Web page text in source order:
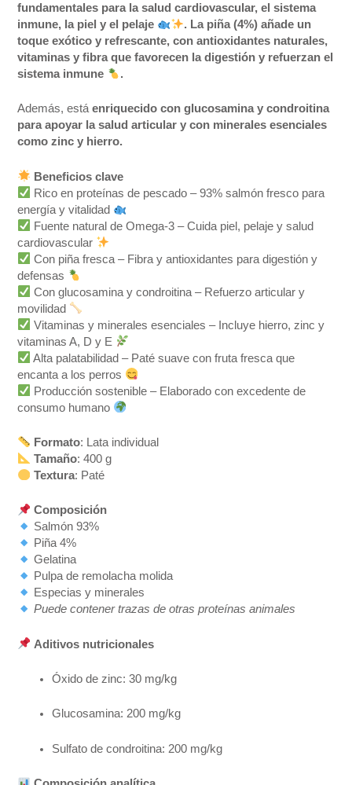
fundamentales para la salud cardiovascular, el sistema
inmune, la piel y el pelaje
. La piña (4%) añade un
toque exótico y refrescante, con antioxidantes naturales,
vitaminas y fibra que favorecen la digestión y refuerzan el
sistema inmune
.
Además, estáenriquecido con glucosamina y condroitina
para apoyar la salud articular y con minerales esenciales
como zinc y hierro.
Beneficios clave
Rico en proteínas de pescado – 93% salmón fresco para
energía y vitalidad
Fuente natural de Omega-3 – Cuida piel, pelaje y salud
cardiovascular
Con piña fresca – Fibra y antioxidantes para digestión y
defensas
Con glucosamina y condroitina – Refuerzo articular y
movilidad
Vitaminas y minerales esenciales – Incluye hierro, zinc y
vitaminas A, D y E
Alta palatabilidad – Paté suave con fruta fresca que
encanta a los perros
Producción sostenible – Elaborado con excedente de
consumo humano
Formato: Lata individual
Tamaño: 400 g
Textura: Paté
Composición
Salmón 93%
Piña 4%
Gelatina
Pulpa de remolacha molida
Especias y minerales
Puede contener trazas de otras proteínas animales
Aditivos nutricionales
Óxido de zinc: 30 mg/kg
Glucosamina: 200 mg/kg
Sulfato de condroitina: 200 mg/kg